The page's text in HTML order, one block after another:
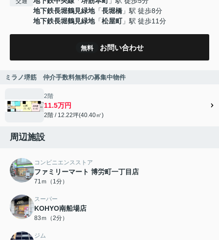
地下鉄長堀鶴見緑地「長堀橋 」駅 徒歩8分
地下鉄長堀鶴見緑地「松屋町」駅 徒歩11分
無料 お問い合わせ
ミラノ堺筋 仲介手数料無料の募集中物件
2階
11.5万円
2階 / 12.22坪(40.40㎡)
周辺施設
コンビニエンスストア
ファミリーマート 博労町一丁目店
71ｍ（1分）
スーパー
KOHYO南船場店
83ｍ（2分）
ジム